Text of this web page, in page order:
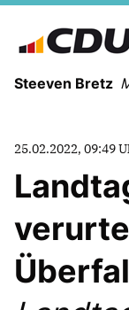
Steeven Bretz
25.02.2022, 09:49